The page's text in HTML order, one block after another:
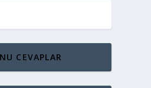
CEVAPLAR